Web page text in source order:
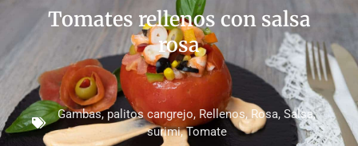
Tomates rellenos con salsa
rosa
Gambas,palitos cangrejo,Rellenos, Rosa, Salsa,
surimi,Tomate